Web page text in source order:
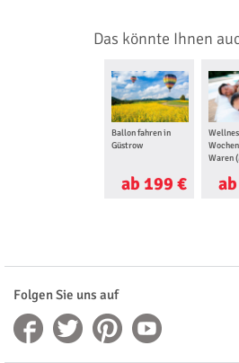
Das könnte Ihnen
Ballon fahren in
Güstrow
ab 199 €
Waren
Folgen Sie uns auf